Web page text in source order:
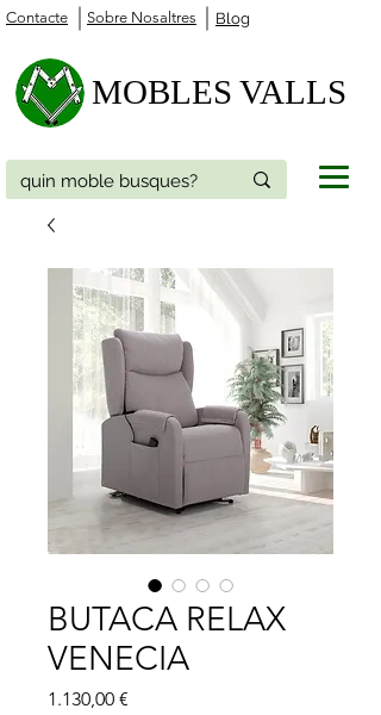
Contacte Blog
Sobre Nosaltres
MOBLES VALLS
BUTACA RELAX
VENECIA
1.130,00 €